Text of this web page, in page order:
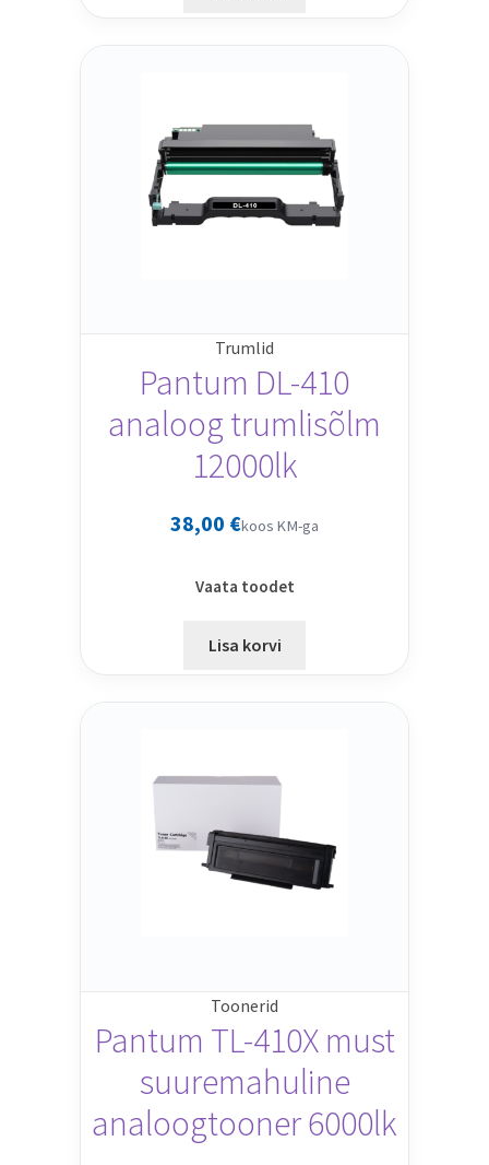
Trumlid
Pantum DL-410
analoog trumlisõlm
12000lk
38,00 €koos KM-ga
Vaata toodet
Lisa korvi
Toonerid
Pantum TL-410X must
suuremahuline
analoogtooner 6000lk